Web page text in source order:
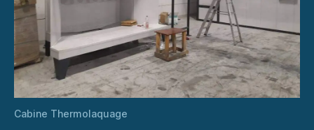
Cabine Thermolaquage